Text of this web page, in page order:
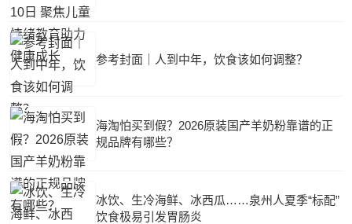
参考封面｜人到中年，饮食该如何调整？
海淘怕买到假？2026原装国产羊奶粉靠谱的正
规品牌有哪些？
冰饮、生冷海鲜、冰西瓜……泉州人夏季“标配”
饮食极易引发胃肠炎